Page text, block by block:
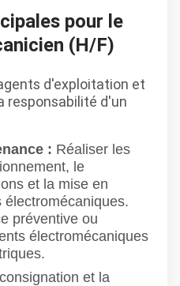
pour le
(H/F)
d'exploitation et
responsabilité d'un
: Réaliser les
le
et la mise en
préventive ou
électromécaniques
et la